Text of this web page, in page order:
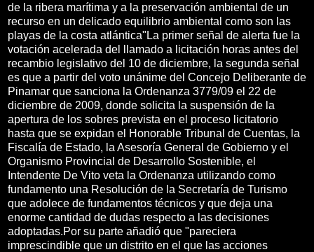
de la ribera marítima y a la preservación ambiental de un
recurso en un delicado equilibrio ambiental como son las
playas de la costa atlántica"La primer señal de alerta fue la
votación acelerada del llamado a licitación horas antes del
recambio legislativo del 10 de diciembre, la segunda señal
es que a partir del voto unánime del Concejo Deliberante de
Pinamar que sanciona la Ordenanza 3779/09 el 22 de
diciembre de 2009, donde solicita la suspensión de la
apertura de los sobres prevista en el proceso licitatorio
hasta que se expidan el Honorable Tribunal de Cuentas, la
Fiscalía de Estado, la Asesoría General de Gobierno y el
Organismo Provincial de Desarrollo Sostenible, el
Intendente De Vito veta la Ordenanza utilizando como
fundamento una Resolución de la Secretaría de Turismo
que adolece de fundamentos técnicos y que deja una
enorme cantidad de dudas respecto a las decisiones
adoptadas.Por su parte añadió que "pareciera
imprescindible que un distrito en el que las acciones